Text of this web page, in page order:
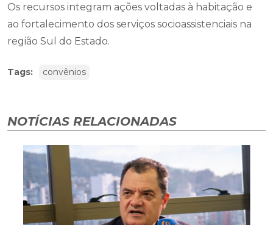
Os recursos integram ações voltadas à habitação e
ao fortalecimento dos serviços socioassistenciais na
região Sul do Estado.
Tags: convênios
NOTÍCIAS RELACIONADAS